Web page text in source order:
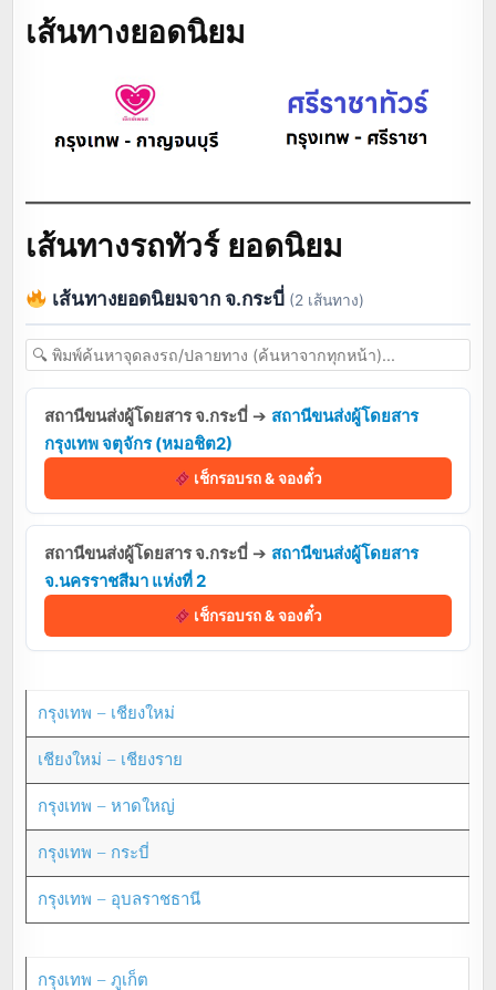
เส้นทางยอดนิยม
เส้นทางรถทัวร์ ยอดนิยม
เส้นทางยอดนิยมจาก จ.กระบี่ (2 เส้นทาง)
สถานีขนส่งผู้โดยสาร จ.กระบี่ ➔ สถานีขนส่งผู้โดยสาร
กรุงเทพ จตุจักร (หมอชิต2)
เช็กรอบรถ & จองตั๋ว
สถานีขนส่งผู้โดยสาร จ.กระบี่ ➔ สถานีขนส่งผู้โดยสาร
จ.นครราชสีมา แห่งที่ 2
เช็กรอบรถ & จองตั๋ว
กรุงเทพ – เชียงใหม่
เชียงใหม่ – เชียงราย
กรุงเทพ – หาดใหญ่
กรุงเทพ – กระบี่
กรุงเทพ – อุบลราชธานี
กรุงเทพ – ภูเก็ต